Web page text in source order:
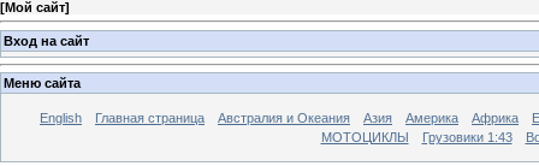
[Мой сайт]
Вход на сайт
Меню сайта
English Главная страница Австралия и Океания Азия Америка Африка
МОТОЦИКЛЫ
Грузовики 1:43